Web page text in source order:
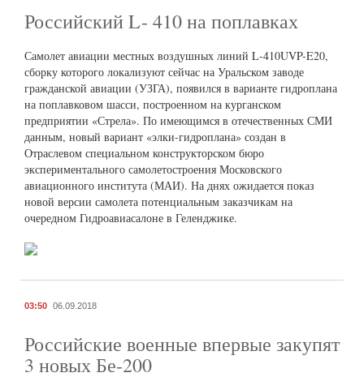
Российский L- 410 на поплавках
Самолет авиации местных воздушных линий L-410UVP-E20,
сборку которого локализуют сейчас на Уральском заводе
гражданской авиации (УЗГА), появился в варианте гидроплана
на поплавковом шасси, построенном на курганском
предприятии «Стрела». По имеющимся в отечественных СМИ
данным, новый вариант «элки-гидроплана» создан в
Отраслевом специальном конструкторском бюро
экспериментального самолетостроения Московского
авиационного института (МАИ). На днях ожидается показ
новой версии самолета потенциальным заказчикам на
очередном Гидроавиасалоне в Геленджике.
03:50 06.09.2018
Российские военные впервые закупят
3 новых Бе-200